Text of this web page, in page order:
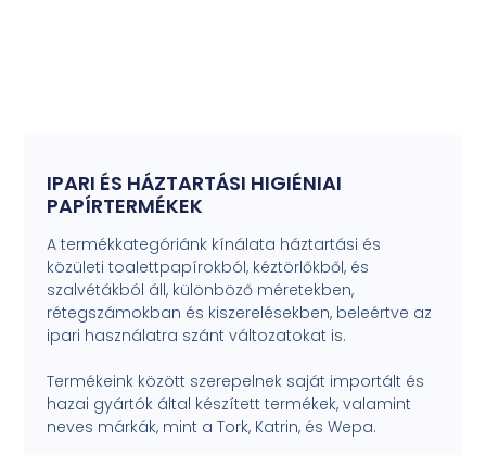
IPARI ÉS HÁZTARTÁSI HIGIÉNIAI
PAPÍRTERMÉKEK
A termékkategóriánk kínálata háztartási és
közületi toalettpapírokból, kéztörlőkből, és
szalvétákból áll, különböző méretekben,
rétegszámokban és kiszerelésekben, beleértve az
ipari használatra szánt változatokat is.
Termékeink között szerepelnek saját importált és
hazai gyártók által készített termékek, valamint
neves márkák, mint a Tork, Katrin, és Wepa.